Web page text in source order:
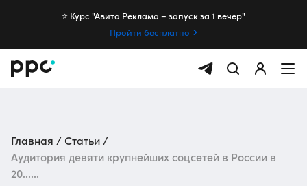
⭐️ Курс "Авито Реклама – запуск за 1 вечер"
Пройти бесплатно
Главная
Статьи
Аудитория девяти крупнейших соцсетей в России в
20......